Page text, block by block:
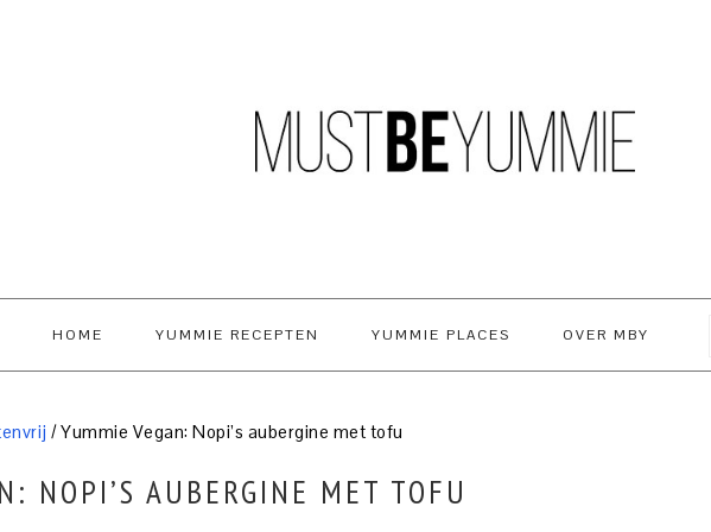
HOME YUMMIE RECEPTEN YUMMIE PLACES OVER MBY
/Yummie Vegan: Nopi’s aubergine met tofu
NOPI’S AUBERGINE MET TOFU